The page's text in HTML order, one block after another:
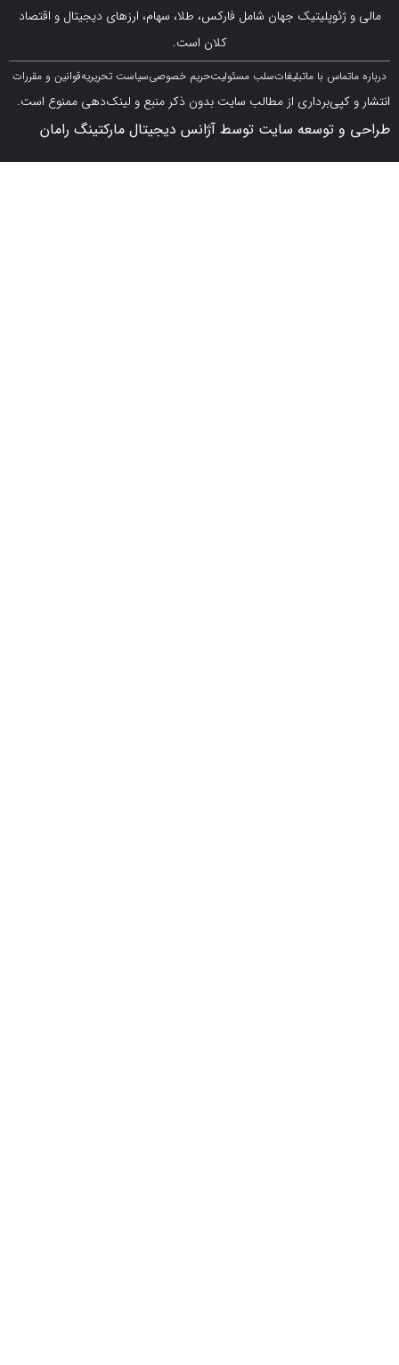
جهان شامل فارکس، طلا، سهام، ارزهای دیجیتال و اقتصاد
با ما تبلیغاتسلب مسئولیتحریم خصوصیسیاست تحریریهقوانین و مقررات
از مطالب سایت بدون ذکر منبع و لینک‌دهی ممنوع است.
سایت توسط آژانس دیجیتال مارکتینگ رامان